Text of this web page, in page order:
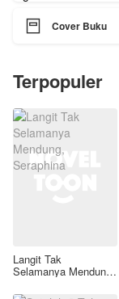
 Cover Buku
Terpopuler
Langit Tak
Selamanya Mendung,